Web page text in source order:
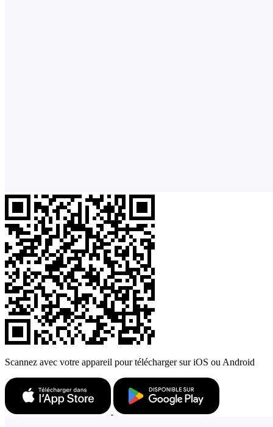
Scannez avec votre appareil pour télécharger sur iOS ou Android